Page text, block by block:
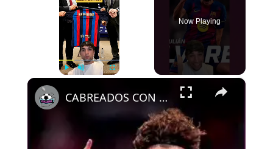
Now Playing
×
CABREADOS CON ALEMANY